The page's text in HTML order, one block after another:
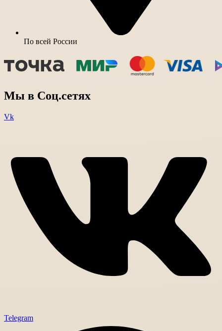
По всей России
Мы в Соц.сетях
Vk
Telegram